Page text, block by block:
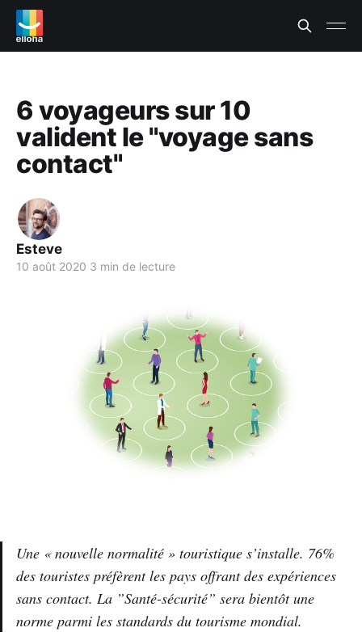
6 voyageurs sur 10
valident le "voyage sans
contact"
Esteve
10 août 2020 3 min de lecture
Une « nouvelle normalité » touristique s’installe. 76%
des touristes préfèrent les pays offrant des expériences
sans contact. La ”Santé-sécurité” sera bientôt une
norme parmi les standards du tourisme mondial.